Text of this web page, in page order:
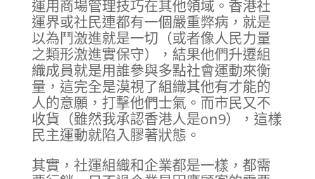
運用商場管理技巧在其他領域。香港社
運界或社民連都有一個嚴重弊病，就是
以為鬥激進就是一切（或者像人民力量
之類形激進實保守），結果他們升遷組
織成員就是用誰參與多點社會運動來衡
量，這完全是漠視了組織其他有才能的
人的意願，打擊他們士氣。而市民又不
收貨（雖然我承認香港人是on9），這樣
民主運動就陷入膠著狀態。
其實，社運組織和企業都是一樣，都需